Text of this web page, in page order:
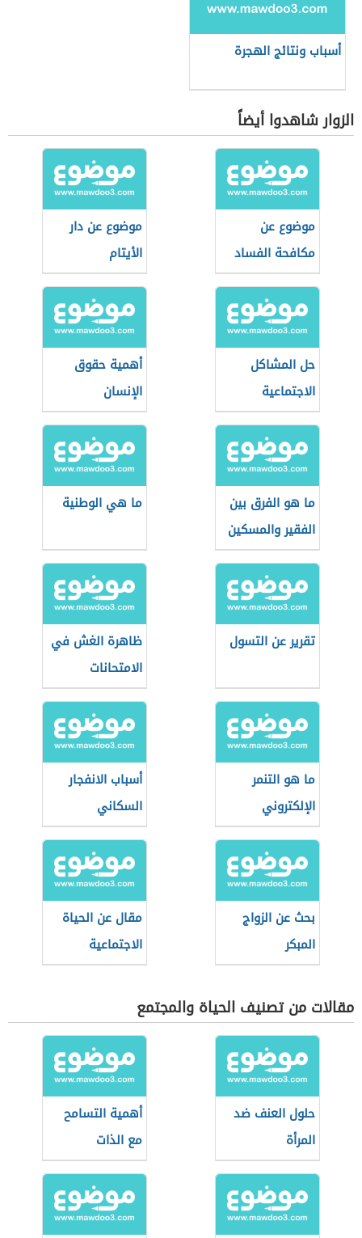
أسباب ونتائج الهجرة
الزوار شاهدوا أيضاً
موضوع عن
مكافحة الفساد
موضوع عن دار
الأيتام
حل المشاكل
الاجتماعية
أهمية حقوق
الإنسان
ما هو الفرق بين
الفقير والمسكين
ما هي الوطنية
تقرير عن التسول
ظاهرة الغش في
الامتحانات
ما هو التنمر
الإلكتروني
أسباب الانفجار
السكاني
بحث عن الزواج
المبكر
مقال عن الحياة
الاجتماعية
مقالات من تصنيف الحياة والمجتمع
حلول العنف ضد
المرأة
أهمية التسامح
مع الذات